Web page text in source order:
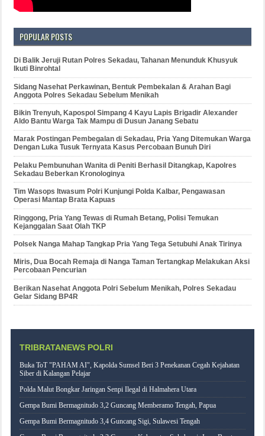
POPULAR POSTS
Di Balik Jeruji Rutan Polres Sekadau, Tahanan Menunduk Khusyuk
Ikuti Binrohtal
Sidang Nasehat Perkawinan, Bentuk Pembekalan & Arahan Bagi
Anggota Polres Sekadau Sebelum Menikah
Bikin Trenyuh, Kapospol Simpang 4 Kayu Lapis Brigadir Alexander
Aldo Bantu Warga Tak Mampu di Dusun Janang Sebatu
Marak Postingan Pembegalan di Sekadau, Pria Yang Ditemukan Warga
Dengan Luka Tusuk Ternyata Kasus Percobaan Bunuh Diri
Pelaku Pembunuhan Wanita di Peniti Berhasil Ditangkap, Kapolres
Sekadau Beberkan Kronologinya
Tim Wasops Itwasum Polri Kunjungi Polda Kalbar, Pengawasan
Operasi Mantap Brata Kapuas
Ringgong, Pria Yang Tewas di Rumah Betang, Polisi Temukan
Kejanggalan Saat Olah TKP
Polsek Nanga Mahap Tangkap Pria Yang Tega Setubuhi Anak Tirinya
Miris, Dua Bocah Remaja di Nanga Taman Tertangkap Melakukan Aksi
Percobaan Pencurian
Berikan Nasehat Anggota Polri Sebelum Menikah, Polres Sekadau
Gelar Sidang BP4R
TRIBRATANEWS POLRI
Buka ToT "PAHAM AI", Kapolda Sumsel Beri 3 Penekanan Cegah Kejahatan
Siber di Kalangan Pelajar
Polda Malut Bongkar Jaringan Senpi Ilegal di Halmahera Utara
Gempa Bumi Bermagnitudo 3,2 Guncang Memberamo Tengah, Papua
Gempa Bumi Bermagnitudo 3,4 Guncang Sigi, Sulawesi Tengah